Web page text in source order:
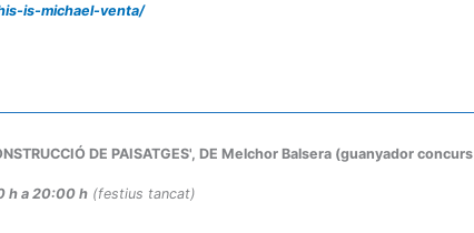
is-michael-venta/
DE PAISATGES', DE Melchor Balsera (guanyador concurs
h a 20:00 h (festius tancat)